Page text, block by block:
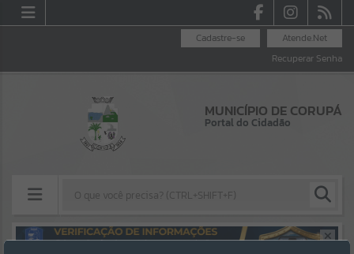
Atende.Net
Cadastre-se
Recuperar Senha
MUNICÍPIO DE CORUPÁ
Portal do Cidadão
Resultados para""